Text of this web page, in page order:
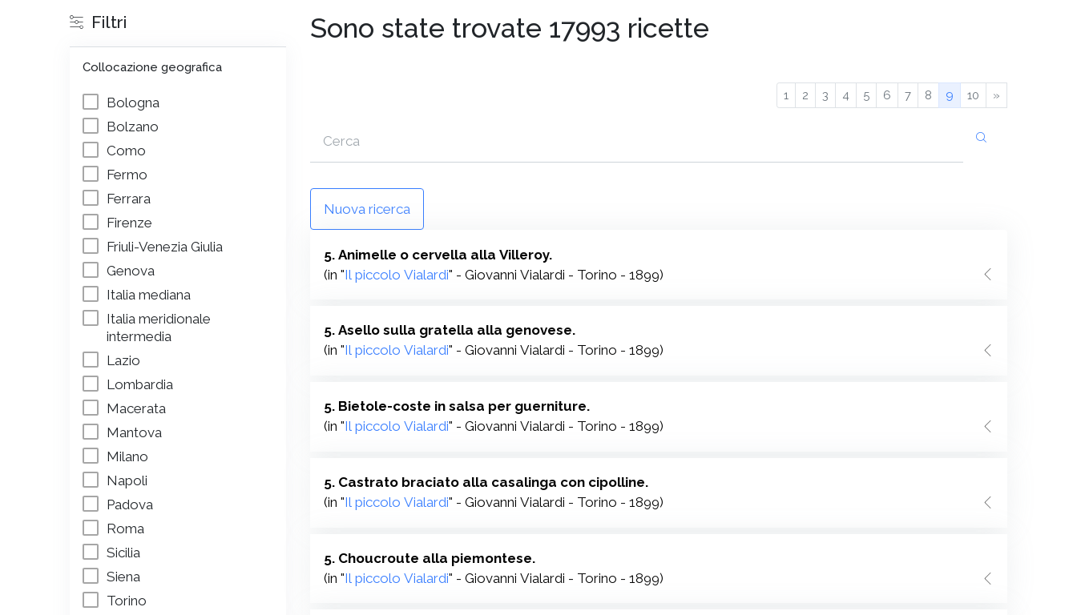
Filtri
Collocazione geografica
Bologna
Bolzano
Como
Fermo
Ferrara
Firenze
Friuli-Venezia Giulia
Genova
Italia mediana
Italia meridionale
intermedia
Lazio
Lombardia
Macerata
Mantova
Milano
Napoli
Padova
Roma
Sicilia
Siena
Torino
Sono state trovate 17993 ricette
1 2 3 4 5 6 7 8 9 10 »
Nuova ricerca
5. Animelle o cervella alla Villeroy.
(in "Il piccolo Vialardi" - Giovanni Vialardi - Torino - 1899)
5. Asello sulla gratella alla genovese.
(in "Il piccolo Vialardi" - Giovanni Vialardi - Torino - 1899)
5. Bietole-coste in salsa per guerniture.
(in "Il piccolo Vialardi" - Giovanni Vialardi - Torino - 1899)
5. Castrato braciato alla casalinga con cipolline.
(in "Il piccolo Vialardi" - Giovanni Vialardi - Torino - 1899)
5. Choucroute alla piemontese.
(in "Il piccolo Vialardi" - Giovanni Vialardi - Torino - 1899)